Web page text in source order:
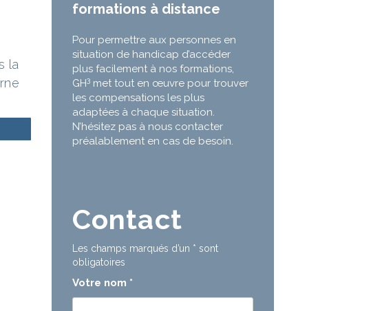
la
formations à distance
Pour permettre aux personnes en
situation de handicap d’accéder
plus facilement à nos formations,
GH3met tout en œuvre pour trouver
les compensations les plus
adaptées à chaque situation.
N’hésitez pas à nous contacter
préalablement en cas de besoin.
Contact
Les champs marqués d’un * sont
obligatoires
Votre nom *